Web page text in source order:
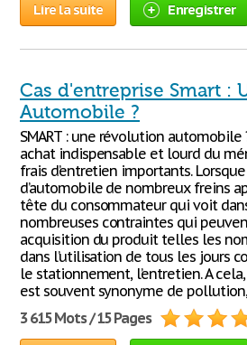
Lire la suite Enregistrer
Cas d'entreprise Smart :
Automobile ?
SMART : une révolution automobile
achat indispensable et lourd du
frais d’entretien importants. Lorsque
d’automobile de nombreux freins
tête du consommateur qui voit dans
nombreuses contraintes qui
acquisition du produit telles les
dans l’utilisation de tous les jours
le stationnement, l’entretien. A
est souvent synonyme de pollution,
3 615 Mots / 15 Pages